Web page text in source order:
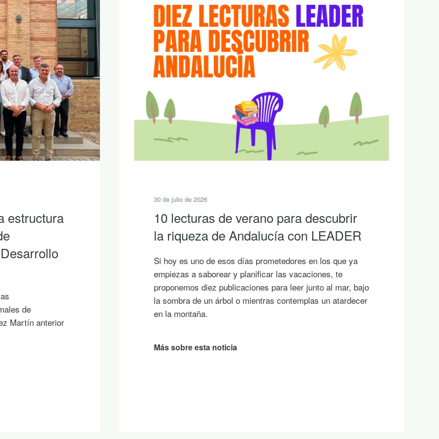
estructura
de
Martín anterior
30 de julio de 2026
10 lecturas de verano para descubrir
la riqueza de Andalucía con LEADER
Si hoy es uno de esos días prometedores en los que ya
empiezas a saborear y planificar las vacaciones, te
proponemos diez publicaciones para leer junto al mar, bajo
la sombra de un árbol o mientras contemplas un atardecer
en la montaña.
Más sobre esta noticia